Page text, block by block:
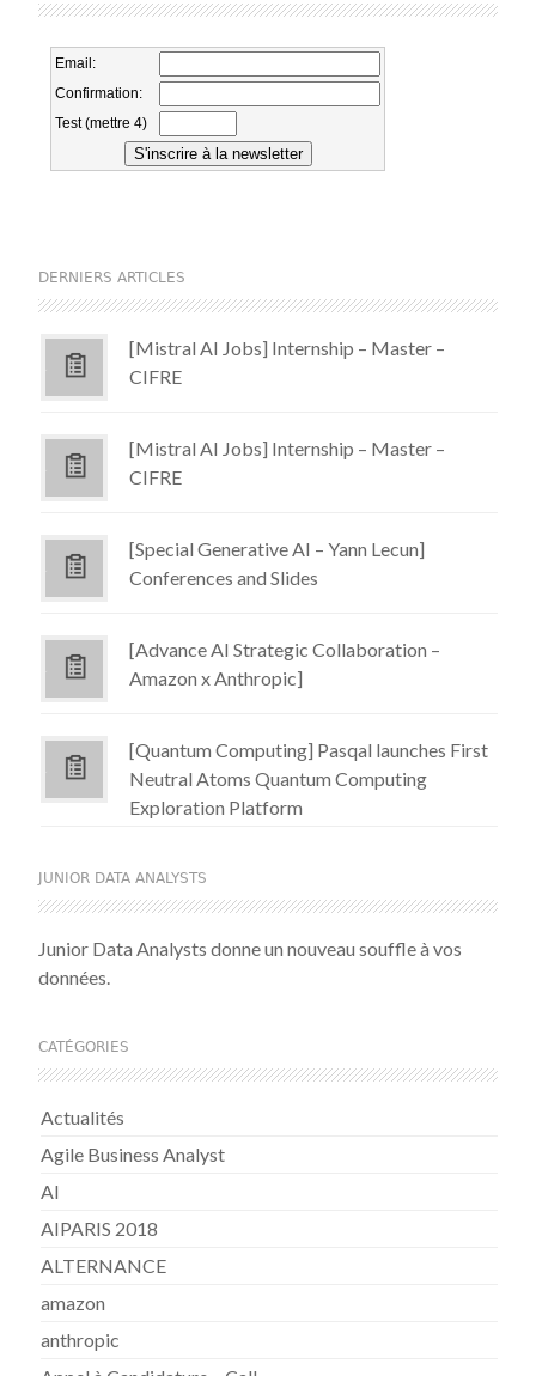
DERNIERS ARTICLES
[Mistral AI Jobs] Internship – Master –
CIFRE
[Mistral AI Jobs] Internship – Master –
CIFRE
[Special Generative AI – Yann Lecun]
Conferences and Slides
[Advance AI Strategic Collaboration –
Amazon x Anthropic]
[Quantum Computing] Pasqal launches First
Neutral Atoms Quantum Computing
Exploration Platform
JUNIOR DATA ANALYSTS
Junior Data Analysts donne un nouveau souffle à vos
données.
CATÉGORIES
Actualités
Agile Business Analyst
AI
AIPARIS 2018
ALTERNANCE
amazon
anthropic